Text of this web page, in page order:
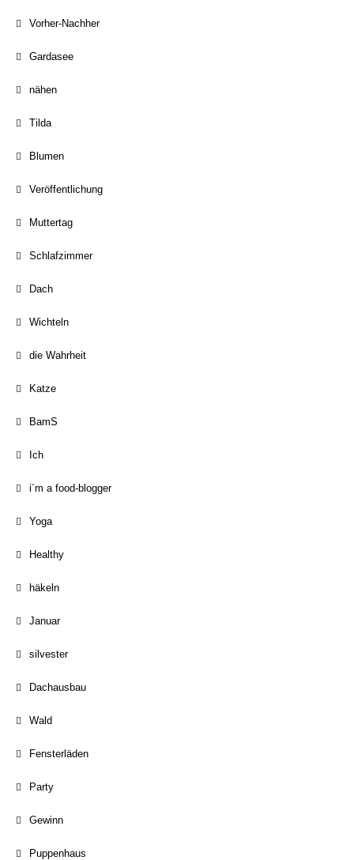
Vorher-Nachher
Gardasee
nähen
Tilda
Blumen
Veröffentlichung
Muttertag
Schlafzimmer
Dach
Wichteln
die Wahrheit
Katze
BamS
Ich
i´m a food-blogger
Yoga
Healthy
häkeln
Januar
silvester
Dachausbau
Wald
Fensterläden
Party
Gewinn
Puppenhaus